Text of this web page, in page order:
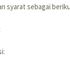
syarat sebagai